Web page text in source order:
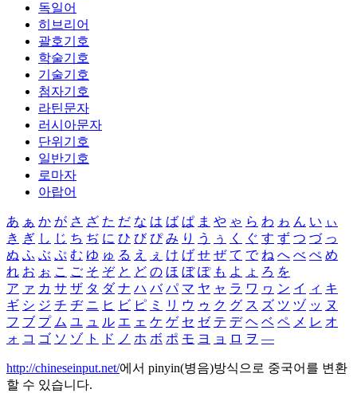
독일어
히브리어
괄호기호
학술기호
기술기호
첨자기호
라틴문자
러시아문자
단위기호
일반기호
로마자
아랍어
あ ぁ か が さ ざ た だ な は ば ぱ ま や ゃ ら わ ゎ ん い ぃ
き ぎ し じ ち ぢ に ひ び ぴ み り う ぅ く ぐ す ず つ づ っ
ぬ ふ ぶ ぷ む ゆ ゅ る え ぇ け げ せ ぜ て で ね へ べ ぺ め
れ お ぉ こ ご そ ぞ と ど の ほ ぼ ぽ も よ ょ ろ を
ア ァ カ サ ザ タ ダ ナ ハ バ パ マ ヤ ャ ラ ワ ヮ ン イ ィ キ
ギ シ ジ チ ヂ ニ ヒ ビ ピ ミ リ ウ ゥ ク グ ス ズ ツ ヅ ッ ヌ
フ ブ プ ム ユ ュ ル エ ェ ケ ゲ セ ゼ テ デ ヘ ベ ペ メ レ オ
ォ コ ゴ ソ ゾ ト ド ノ ホ ボ ポ モ ヨ ョ ロ ヲ ―
http://chineseinput.net/에서 pinyin(병음)방식으로 중국어를 변환
할 수 있습니다.